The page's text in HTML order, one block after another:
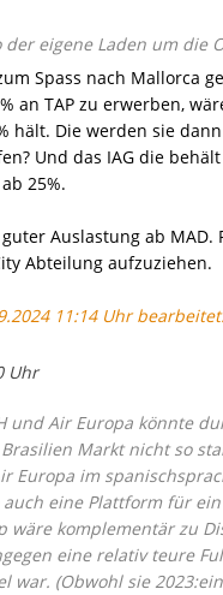
der eigene Laden um die
Spass nach Mallorca
an TAP zu erwerben,
hält. Die werden sie
Und das IAG die
25%.
Auslastung ab MAD.
Abteilung aufzuziehen.
11:14 Uhr bearbeitet.
Uhr
und Air Europa könnte
Markt nicht so
Europa im
eine Plattform für
wäre komplementär zu
eine relativ teure
war. (Obwohl sie